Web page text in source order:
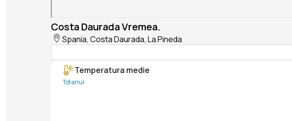
Costa Daurada Vremea.
Spania, Costa Daurada, La Pineda
Temperatura medie
Tot anul